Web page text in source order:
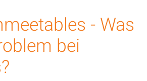
- Was
bei